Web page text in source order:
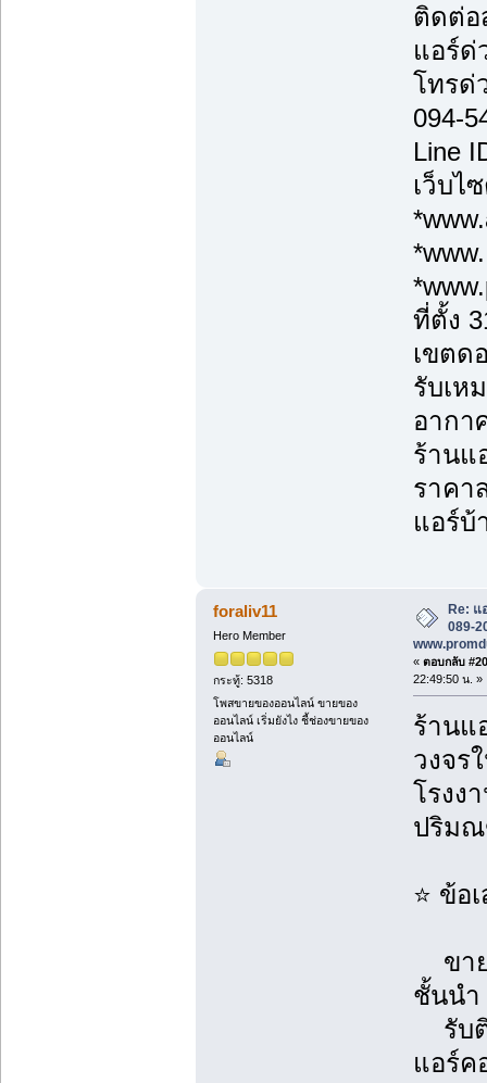
ติดต่อ
แอร์ด่
โทรด่
094-
Line
เว็บไ
ที่ตั้ง
เขตด
รับเห
อากา
ร้านแ
ราคา
แอร์บ้
foraliv11
Hero Member
กระทู้: 5318
โพสขายของออนไลน์ ขายของ
ออนไลน์ เริ่มยังไง ชี้ช่องขายของ
ออนไลน์
Re: แ
089-
« ตอบกลับ
22:49:50 น. »
ร้านแ
วงจร
โรงง
ปริม
⭐ ข้อ
ขาย
ชั้นนำ
รับติ
แอร์ค